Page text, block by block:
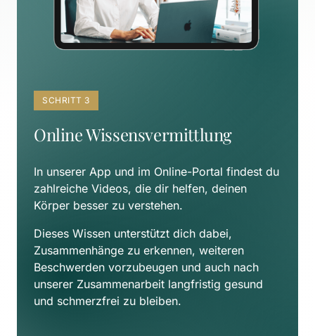
SCHRITT 3
Online Wissensvermittlung
In unserer App und im Online-Portal findest du
zahlreiche Videos, die dir helfen, deinen
Körper besser zu verstehen.
Dieses Wissen unterstützt dich dabei,
Zusammenhänge zu erkennen, weiteren
Beschwerden vorzubeugen und auch nach
unserer Zusammenarbeit langfristig gesund
und schmerzfrei zu bleiben.